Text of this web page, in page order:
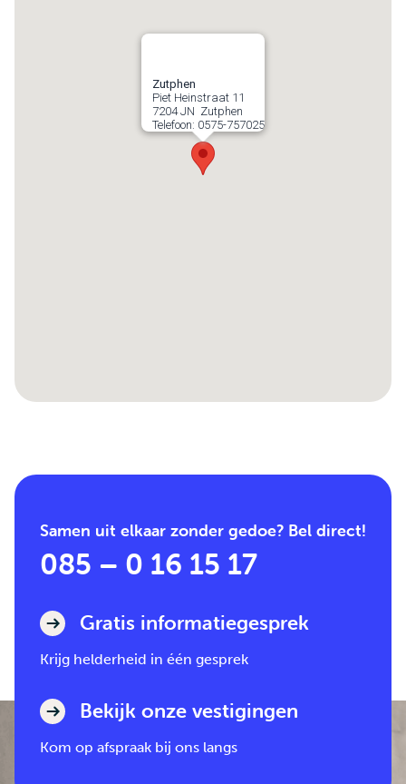
Zutphen
Piet Heinstraat 11
7204 JN Zutphen
Telefoon: 0575-757025
Samen uit elkaar zonder gedoe? Bel direct!
085 – 0 16 15 17
Gratis informatiegesprek
Krijg helderheid in één gesprek
Bekijk onze vestigingen
Kom op afspraak bij ons langs